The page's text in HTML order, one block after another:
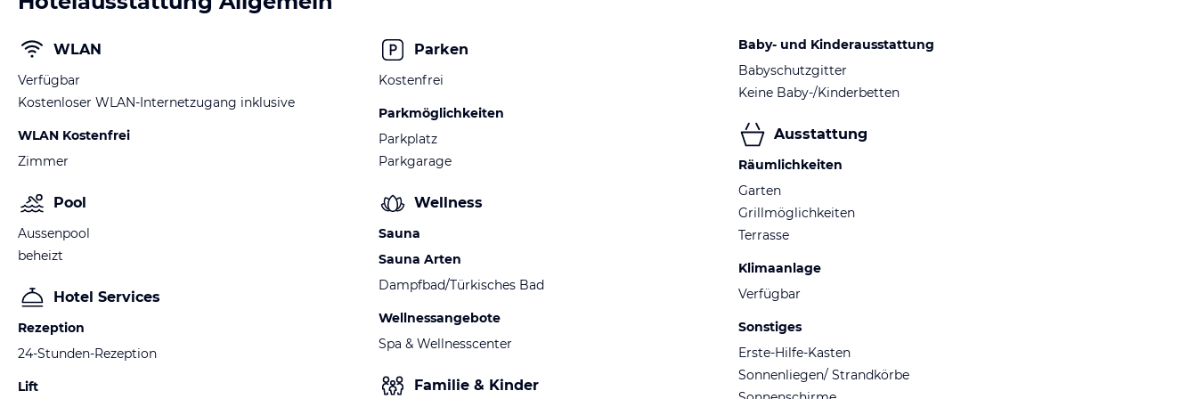
WLAN
Verfügbar
Kostenloser WLAN-Internetzugang inklusive
WLAN Kostenfrei
Zimmer
Pool
Aussenpool
beheizt
Hotel Services
Rezeption
24-Stunden-Rezeption
Lift
Parken
Kostenfrei
Parkmöglichkeiten
Parkplatz
Parkgarage
Wellness
Sauna
Sauna Arten
Dampfbad/Türkisches Bad
Wellnessangebote
Spa & Wellnesscenter
Familie & Kinder
Baby- und Kinderausstattung
Babyschutzgitter
Keine Baby-/Kinderbetten
Ausstattung
Räumlichkeiten
Garten
Grillmöglichkeiten
Terrasse
Klimaanlage
Verfügbar
Sonstiges
Erste-Hilfe-Kasten
Sonnenliegen/ Strandkörbe